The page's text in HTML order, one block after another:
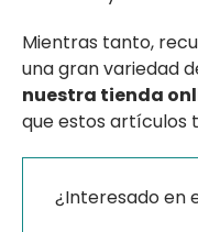
Mientras tanto,
una gran variedad
nuestra tienda
que estos artículos
¿Interesado en